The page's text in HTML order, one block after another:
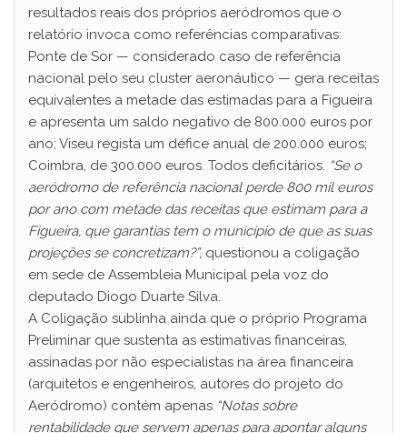
resultados reais dos próprios aeródromos que o
relatório invoca como referências comparativas:
Ponte de Sor — considerado caso de referência
nacional pelo seu cluster aeronáutico — gera receitas
equivalentes a metade das estimadas para a Figueira
e apresenta um saldo negativo de 800.000 euros por
ano; Viseu regista um défice anual de 200.000 euros;
Coimbra, de 300.000 euros. Todos deficitários. “Se o
aeródromo de referência nacional perde 800 mil euros
por ano com metade das receitas que estimam para a
Figueira, que garantias tem o município de que as suas
projeções se concretizam?”, questionou a coligação
em sede de Assembleia Municipal pela voz do
deputado Diogo Duarte Silva.
A Coligação sublinha ainda que o próprio Programa
Preliminar que sustenta as estimativas financeiras,
assinadas por não especialistas na área financeira
(arquitetos e engenheiros, autores do projeto do
Aeródromo) contém apenas “Notas sobre
rentabilidade que servem apenas para apontar alguns